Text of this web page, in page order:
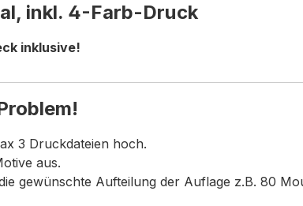
inkl. 4-Farb-Druck
inklusive!
3 Druckdateien hoch.
aus.
gewünschte Aufteilung der Auflage z.B. 80